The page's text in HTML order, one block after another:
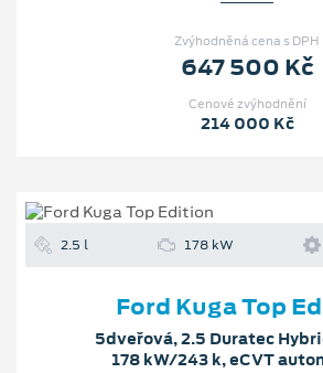
Zvýhodněná cena s DPH
647 500 Kč
Cenové zvýhodnění
214 000 Kč
2.5 l 178 kW
Ford Kuga Top
5dveřová, 2.5 Duratec
178 kW/243 k, eCVT